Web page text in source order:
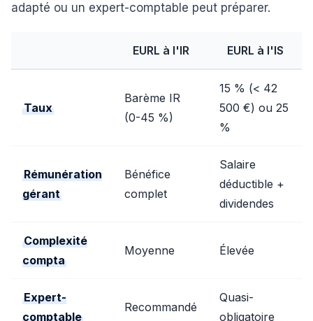
adapté ou un expert-comptable peut préparer.
EURL à l'IR EURL à l'IS
Taux
Barème IR
(0-45 %)
15 % (< 42
500 €) ou 25
%
Rémunération
gérant
Bénéfice
complet
Salaire
déductible +
dividendes
Complexité
compta
Moyenne Élevée
Expert-
comptable
Recommandé
Quasi-
obligatoire